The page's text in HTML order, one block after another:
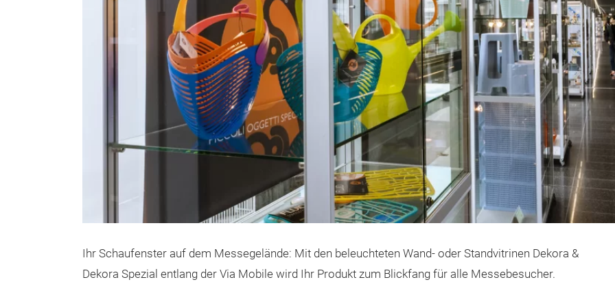
Ihr Schaufenster auf dem Messegelände: Mit den beleuchteten Wand- oder Standvitrinen Dekora &
Dekora Spezial entlang der Via Mobile wird Ihr Produkt zum Blickfang für alle Messebesucher.